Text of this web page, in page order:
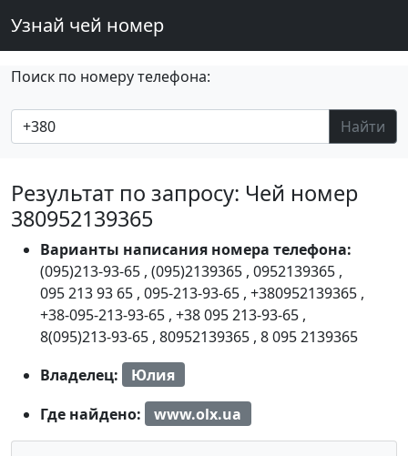
Узнай чей номер
Поиск по номеру телефона:
Найти
Результат по запросу: Чей номер
380952139365
Варианты написания номера телефона:
(095)213-93-65 , (095)2139365 , 0952139365 ,
095 213 93 65 , 095-213-93-65 , +380952139365 ,
+38-095-213-93-65 , +38 095 213-93-65 ,
8(095)213-93-65 , 80952139365 , 8 095 2139365
Владелец:
Юлия
Где найдено:
www.olx.ua